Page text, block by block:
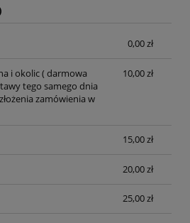
kosztów płatności
0,00 zł
i okolic ( darmowa
tego samego dnia
zamówienia w
10,00 zł
15,00 zł
20,00 zł
25,00 zł